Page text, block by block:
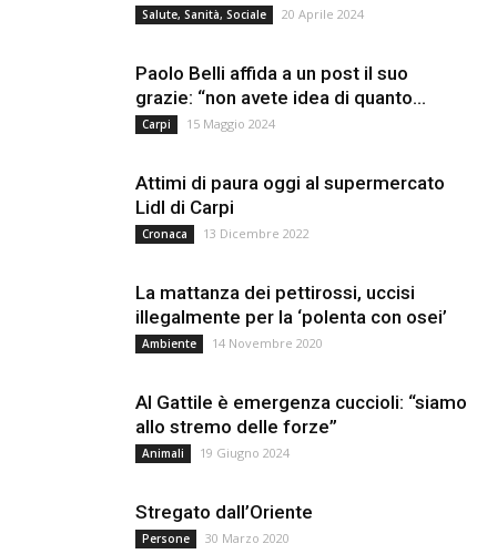
Salute, Sanità, Sociale 20 Aprile 2024
Paolo Belli affida a un post il suo
grazie: “non avete idea di quanto...
Carpi 15 Maggio 2024
Attimi di paura oggi al supermercato
Lidl di Carpi
Cronaca 13 Dicembre 2022
La mattanza dei pettirossi, uccisi
illegalmente per la ‘polenta con osei’
Ambiente 14 Novembre 2020
Al Gattile è emergenza cuccioli: “siamo
allo stremo delle forze”
Animali 19 Giugno 2024
Stregato dall’Oriente
Persone 30 Marzo 2020